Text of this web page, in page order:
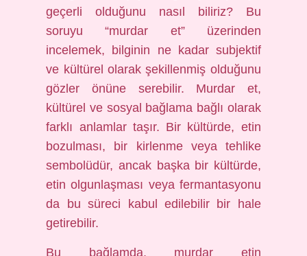
geçerli olduğunu nasıl biliriz? Bu
soruyu “murdar et” üzerinden
incelemek, bilginin ne kadar subjektif
ve kültürel olarak şekillenmiş olduğunu
gözler önüne serebilir. Murdar et,
kültürel ve sosyal bağlama bağlı olarak
farklı anlamlar taşır. Bir kültürde, etin
bozulması, bir kirlenme veya tehlike
sembolüdür, ancak başka bir kültürde,
etin olgunlaşması veya fermantasyonu
da bu süreci kabul edilebilir bir hale
getirebilir.
Bu bağlamda, murdar etin